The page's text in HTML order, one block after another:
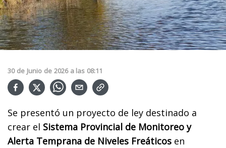
30 de Junio de 2026 a las 08:11
Se presentó un proyecto de ley destinado a
crear el Sistema Provincial de Monitoreo y
Alerta Temprana de Niveles Freáticos en